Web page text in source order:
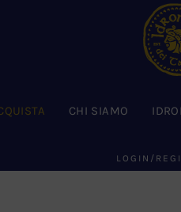
CHI SIAMO
LOGIN/